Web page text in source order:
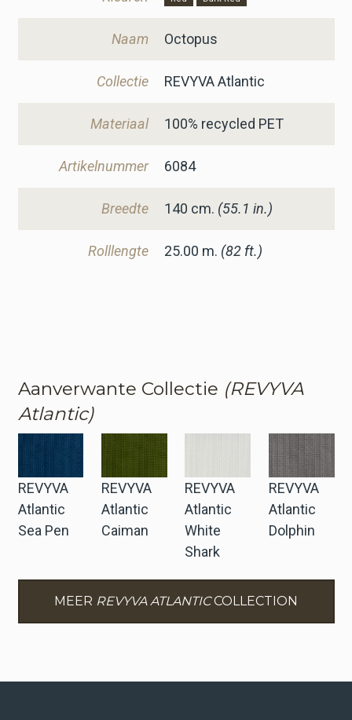
Naam Octopus
Collectie REVYVA Atlantic
Materiaal 100% recycled PET
Artikelnummer 6084
Breedte 140 cm. (55.1 in.)
Rolllengte 25.00 m. (82 ft.)
Aanverwante Collectie (REVYVA
Atlantic)
REVYVA
Atlantic
Sea Pen
REVYVA
Atlantic
Caiman
REVYVA
Atlantic
White
Shark
REVYVA
Atlantic
Dolphin
MEER REVYVA ATLANTICCOLLECTION